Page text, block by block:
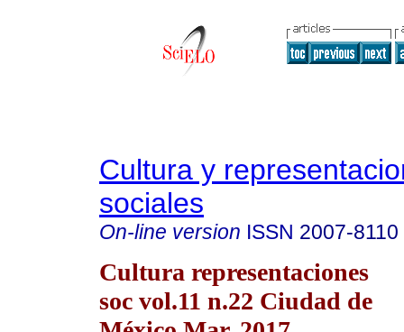
Cultura y
sociales
On-line version ISSN 2007-8110
Cultura representaciones
soc vol.11 n.22 Ciudad de